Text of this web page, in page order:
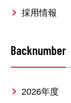
採用情報
Backnumber
2026年度